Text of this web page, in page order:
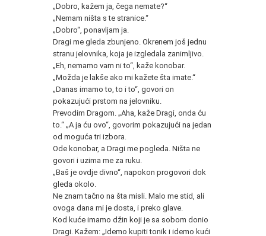
„Dobro, kažem ja, čega nemate?“
„Nemam ništa s te stranice.“
„Dobro“, ponavljam ja.
Dragi me gleda zbunjeno. Okrenem još jednu
stranu jelovnika, koja je izgledala zanimljivo.
„Eh, nemamo vam ni to“, kaže konobar.
„Možda je lakše ako mi kažete šta imate.“
„Danas imamo to, to i to“, govori on
pokazujući prstom na jelovniku.
Prevodim Dragom. „Aha, kaže Dragi, onda ću
to.“ „A ja ću ovo“, govorim pokazujući na jedan
od moguća tri izbora.
Ode konobar, a Dragi me pogleda. Ništa ne
govori i uzima me za ruku.
„Baš je ovdje divno“, napokon progovori dok
gleda okolo.
Ne znam tačno na šta misli. Malo me stid, ali
ovoga dana mi je dosta, i preko glave.
Kod kuće imamo džin koji je sa sobom donio
Dragi. Kažem: „Idemo kupiti tonik i idemo kući